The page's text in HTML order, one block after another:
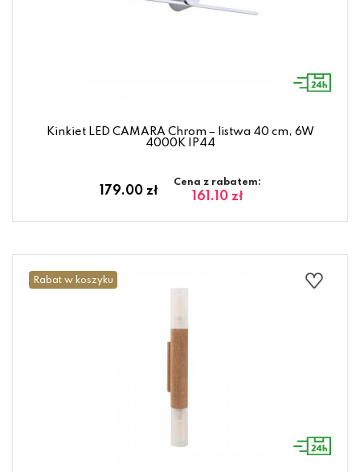
Kinkiet LED CAMARA Chrom – listwa 40 cm, 6W
4000K IP44
179.00 zł
Cena z rabatem:
161.10 zł
Rabat w koszyku